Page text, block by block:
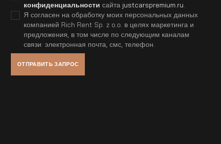
конфиденциальности сайта justcarspremium.ru
Я согласен на обработку моих персональных данных
компанией Rich Rent Sp. z o.o. в целях маркетинга и
предложения, в том числе по следующим каналам
связи: электронная почта, смс, телефон.